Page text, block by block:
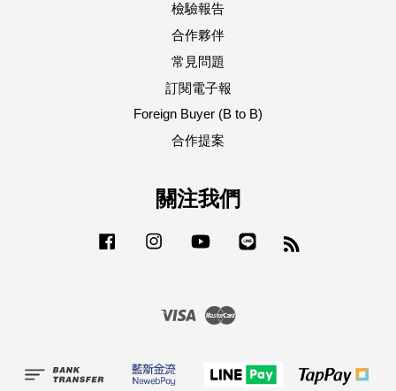
檢驗報告
合作夥伴
常見問題
訂閱電子報
Foreign Buyer (B to B)
合作提案
關注我們
Facebook Instagram YouTube
Visa